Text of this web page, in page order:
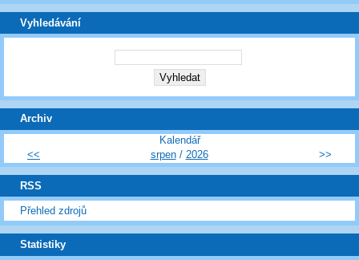
Vyhledávání
Archiv
Kalendář
<<
srpen/ 2026 >>
RSS
Přehled zdrojů
Statistiky